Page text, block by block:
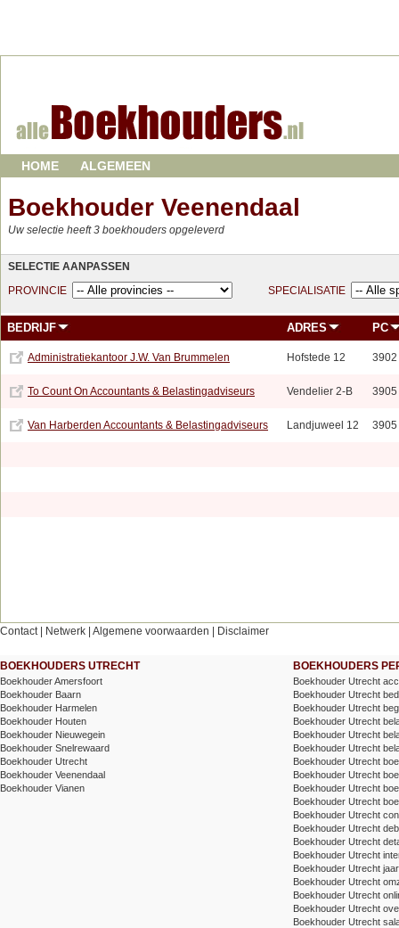
HOME ALGEMEEN
Boekhouder Veenendaal
Uw selectie heeft 3 boekhouders opgeleverd
SELECTIE AANPASSEN
PROVINCIE
SPECIALISATIE
BEDRIJF ADRES PC
Administratiekantoor J.W. Van Brummelen Hofstede 12 3902
To Count On Accountants & Belastingadviseurs Vendelier 2-B 3905
Van Harberden Accountants & Belastingadviseurs Landjuweel 12 3905
Contact| Netwerk Algemene voorwaarden Disclaimer
BOEKHOUDERS UTRECHT
Boekhouder Amersfoort
Boekhouder Baarn
Boekhouder Harmelen
Boekhouder Houten
Boekhouder Nieuwegein
Boekhouder Snelrewaard
Boekhouder Utrecht
Boekhouder Veenendaal
Boekhouder Vianen
BOEKHOUDERS
Boekhouder Utrecht
Boekhouder Utrecht
Boekhouder Utrecht
Boekhouder Utrecht
Boekhouder Utrecht
Boekhouder Utrecht
Boekhouder Utrecht
Boekhouder Utrecht
Boekhouder Utrecht
Boekhouder Utrecht
Boekhouder Utrecht
Boekhouder Utrecht
Boekhouder Utrecht
Boekhouder Utrecht
Boekhouder Utrecht
Boekhouder Utrecht
Boekhouder Utrecht
Boekhouder Utrecht
Boekhouder Utrecht